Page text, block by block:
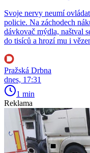
Svoje nervy neumí
policie. Na záchodech
dávkovač mýdla, naštval
do tisíců a hrozí mu i
Pražská Drbna
dnes, 17:31
1 min
Reklama